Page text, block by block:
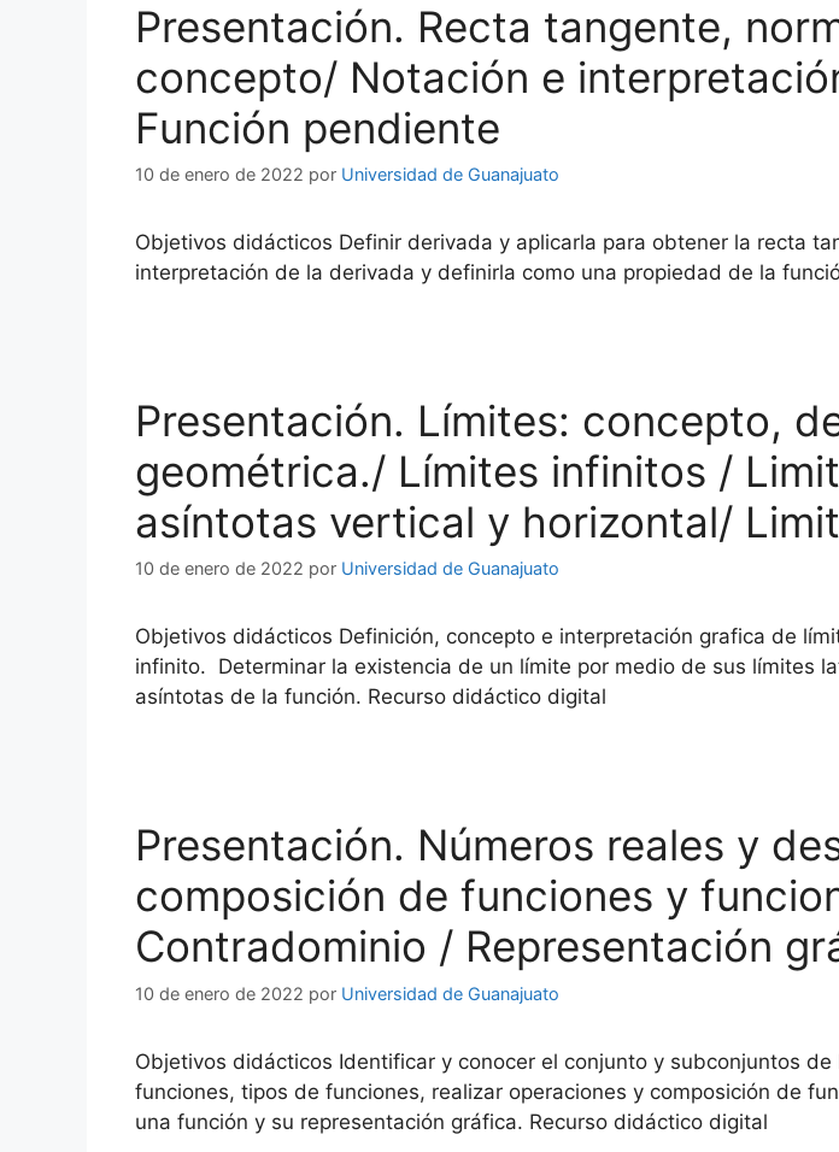
Presentación. Recta tangente,
concepto/ Notación e
Función pendiente
10 de enero de 2022 por Universidad de Guanajuato
Objetivos didácticos Definir derivada y aplicarla para obtener la recta
interpretación de la derivada y definirla como una propiedad de la
Presentación. Límites: concepto,
geométrica./ Límites infinitos /
asíntotas vertical y horizontal/
10 de enero de 2022 por Universidad de Guanajuato
Objetivos didácticos Definición, concepto e interpretación grafica de
infinito. Determinar la existencia de un límite por medio de sus límites
asíntotas de la función. Recurso didáctico digital
Presentación. Números reales y
composición de funciones y
Contradominio / Representación
10 de enero de 2022 por Universidad de Guanajuato
Objetivos didácticos Identificar y conocer el conjunto y subconjuntos
funciones, tipos de funciones, realizar operaciones y composición de
una función y su representación gráfica. Recurso didáctico digital